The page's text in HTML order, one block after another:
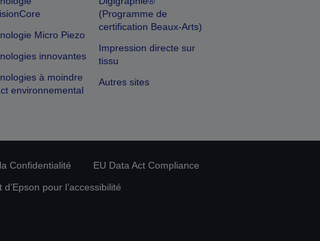
Micro Piezo
innovantes
à moindre
environnemental
(Programme de
certification Beaux-Arts)
Impression directe sur
tissu
Autres sites
Confidentialité
EU Data Act Compliance
d’Epson pour l’accessibilité